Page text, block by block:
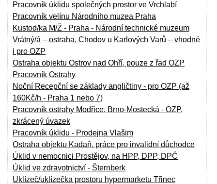
Pracovník úklidu společných prostor ve Vrchlabí
Pracovník velínu Národního muzea Praha
Kustod/ka M/Ž - Praha - Národní technické muzeum
Vrátný/á – ostraha, Chodov u Karlových Varů – vhodné
i pro OZP
Ostraha objektu Ostrov nad Ohří, pouze z řad OZP
Pracovník Ostrahy
Noční Recepční se základy angličtiny - pro OZP (až
160Kč/h - Praha 1 nebo 7)
Pracovník ostrahy Modřice, Brno-Mostecká - OZP,
zkrácený úvazek
Pracovník úklidu - Prodejna Vlašim
Ostraha objektu Kadaň, práce pro invalidní důchodce
Úklid v nemocnici Prostějov, na HPP, DPP, DPČ
Úklid ve zdravotnictví - Šternberk
Uklízeč/uklízečka prostoru hypermarketu Třinec